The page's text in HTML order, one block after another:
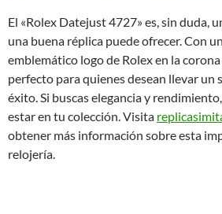
El «Rolex Datejust 4727» es, sin duda,
una buena réplica puede ofrecer. Con
emblemático logo de Rolex en la
perfecto para quienes desean llevar un
éxito. Si buscas elegancia y
estar en tu colección. Visita
obtener más información sobre esta
relojería.